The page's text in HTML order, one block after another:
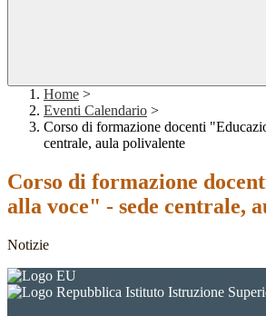
Home >
Eventi Calendario >
Corso di formazione docenti
centrale, aula polivalente
Corso di formazione
alla voce" - sede centrale,
Notizie
Istituto Istruzione